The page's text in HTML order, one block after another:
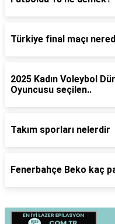
Türkiye final maçı
2025 Kadın Voleybol
Oyuncusu seçilen..
Takım sporları nelerdir
Fenerbahçe Beko kaç